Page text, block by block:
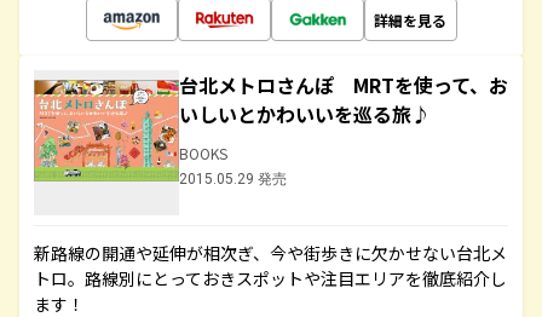
詳細を見る
台北メトロさんぽ MRTを使って、お
いしいとかわいいを巡る旅♪
BOOKS
2015.05.29 発売
新路線の開通や延伸が相次ぎ、今や街歩きに欠かせない台北メ
トロ。路線別にとっておきスポットや注目エリアを徹底紹介し
ます！